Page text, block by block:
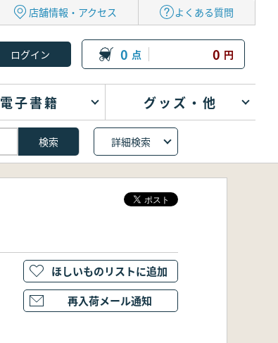
店舗情報・アクセス よくある質問
0 点 0 円
電子書籍 グッズ・他
詳細検索
ほしいものリストに追加
再入荷メール通知